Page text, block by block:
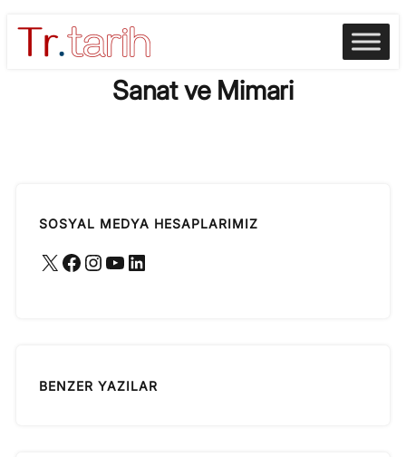
Skip
Sanat ve Mimari
SOSYAL MEDYA HESAPLARIMIZ
X Facebook Instagram YouTube LinkedIn
BENZER YAZILAR